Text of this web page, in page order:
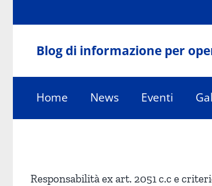
Blog di informazione per
Home News Eventi
immagine
Responsabilità ex art. 2051 c.c e